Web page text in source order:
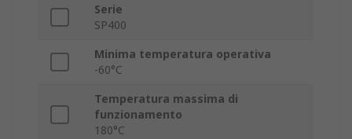
Serie
SP400
Minima temperatura operativa
-60°C
Temperatura massima di
funzionamento
180°C